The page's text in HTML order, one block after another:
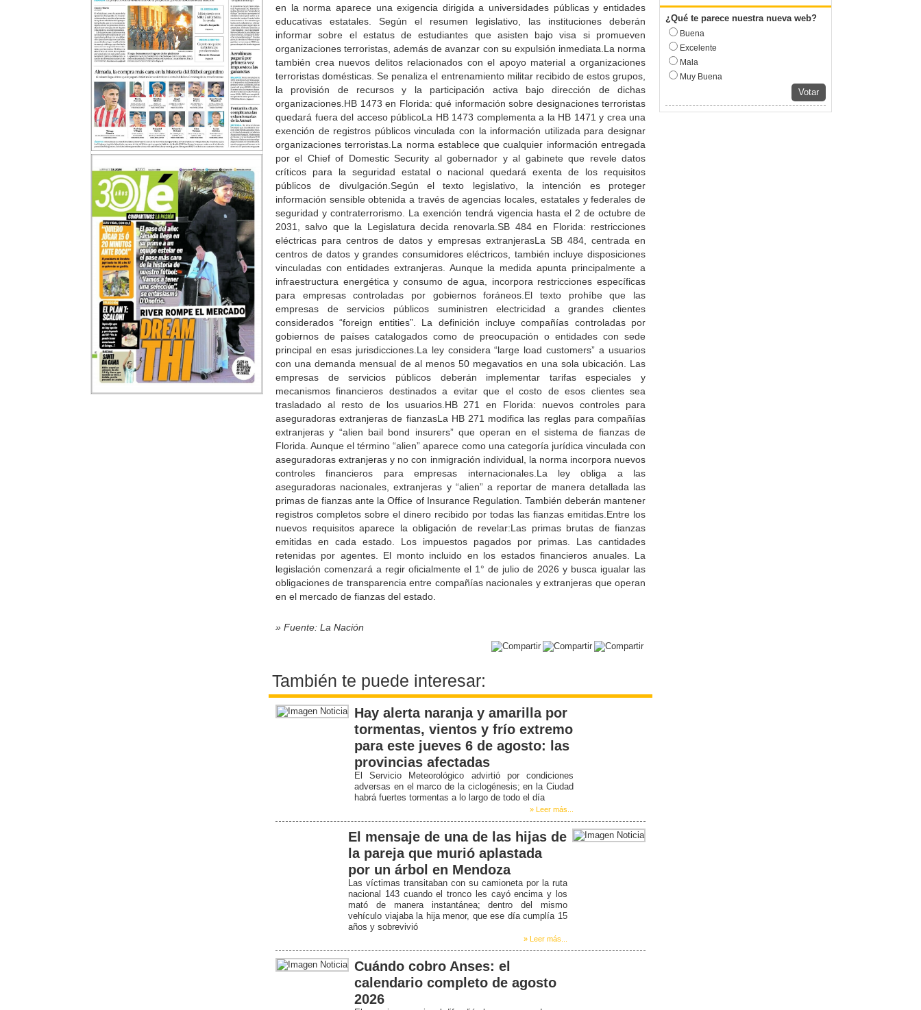
en la norma aparece una exigencia dirigida a universidades públicas y entidades
educativas estatales. Según el resumen legislativo, las instituciones deberán
informar sobre el estatus de estudiantes que asisten bajo visa si promueven
organizaciones terroristas, además de avanzar con su expulsión inmediata.La norma
también crea nuevos delitos relacionados con el apoyo material a organizaciones
terroristas domésticas. Se penaliza el entrenamiento militar recibido de estos grupos,
la provisión de recursos y la participación activa bajo dirección de dichas
organizaciones.HB 1473 en Florida: qué información sobre designaciones terroristas
quedará fuera del acceso públicoLa HB 1473 complementa a la HB 1471 y crea una
exención de registros públicos vinculada con la información utilizada para designar
organizaciones terroristas.La norma establece que cualquier información entregada
por el Chief of Domestic Security al gobernador y al gabinete que revele datos
críticos para la seguridad estatal o nacional quedará exenta de los requisitos
públicos de divulgación.Según el texto legislativo, la intención es proteger
información sensible obtenida a través de agencias locales, estatales y federales de
seguridad y contraterrorismo. La exención tendrá vigencia hasta el 2 de octubre de
2031, salvo que la Legislatura decida renovarla.SB 484 en Florida: restricciones
eléctricas para centros de datos y empresas extranjerasLa SB 484, centrada en
centros de datos y grandes consumidores eléctricos, también incluye disposiciones
vinculadas con entidades extranjeras. Aunque la medida apunta principalmente a
infraestructura energética y consumo de agua, incorpora restricciones específicas
para empresas controladas por gobiernos foráneos.El texto prohíbe que las
empresas de servicios públicos suministren electricidad a grandes clientes
considerados “foreign entities”. La definición incluye compañías controladas por
gobiernos de países catalogados como de preocupación o entidades con sede
principal en esas jurisdicciones.La ley considera “large load customers” a usuarios
con una demanda mensual de al menos 50 megavatios en una sola ubicación. Las
empresas de servicios públicos deberán implementar tarifas especiales y
mecanismos financieros destinados a evitar que el costo de esos clientes sea
trasladado al resto de los usuarios.HB 271 en Florida: nuevos controles para
aseguradoras extranjeras de fianzasLa HB 271 modifica las reglas para compañías
extranjeras y “alien bail bond insurers” que operan en el sistema de fianzas de
Florida. Aunque el término “alien” aparece como una categoría jurídica vinculada con
aseguradoras extranjeras y no con inmigración individual, la norma incorpora nuevos
controles financieros para empresas internacionales.La ley obliga a las
aseguradoras nacionales, extranjeras y “alien” a reportar de manera detallada las
primas de fianzas ante la Office of Insurance Regulation. También deberán mantener
registros completos sobre el dinero recibido por todas las fianzas emitidas.Entre los
nuevos requisitos aparece la obligación de revelar:Las primas brutas de fianzas
emitidas en cada estado. Los impuestos pagados por primas. Las cantidades
retenidas por agentes. El monto incluido en los estados financieros anuales. La
legislación comenzará a regir oficialmente el 1° de julio de 2026 y busca igualar las
obligaciones de transparencia entre compañías nacionales y extranjeras que operan
en el mercado de fianzas del estado.
» Fuente: La Nación
También te puede interesar:
Hay alerta naranja y amarilla por
tormentas, vientos y frío extremo
para este jueves 6 de agosto: las
provincias afectadas
El Servicio Meteorológico advirtió por condiciones
adversas en el marco de la ciclogénesis; en la Ciudad
habrá fuertes tormentas a lo largo de todo el día
» Leer más...
El mensaje de una de las hijas de
la pareja que murió aplastada
por un árbol en Mendoza
Las víctimas transitaban con su camioneta por la ruta
nacional 143 cuando el tronco les cayó encima y los
mató de manera instantánea; dentro del mismo
vehículo viajaba la hija menor, que ese día cumplía 15
años y sobrevivió
» Leer más...
Cuándo cobro Anses: el
calendario completo de agosto
2026
¿Qué te parece nuestra nueva web?
Buena
Excelente
Mala
Muy Buena
Votar